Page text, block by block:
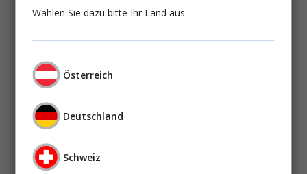
Prof. Dr. Sylvia Stracke, MME
Willkommen in der Evidence based
medicine: Extrakorporale Therapien bei
Prof. Dr. med. Valentin Fuhrmann
Wählen Sie dazu bitte Ihr Land aus.
Österreich
Deutschland
Schweiz